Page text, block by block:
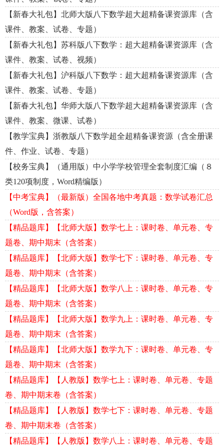
【新春大礼包】北师大版八下数学超大超精备课资源库（含
课件、教案、试卷、专题）
【新春大礼包】苏科版八下数学：超大超精备课资源库（含
课件、教案、试卷、视频）
【新春大礼包】沪科版八下数学：超大超精备课资源库（含
课件、教案、试卷、专题）
【新春大礼包】华师大版八下数学超大超精备课资源库（含
课件、教案、微课、试卷）
【教学宝典】浙教版八下数学超全超精备课资源（含全册课
件、作业、试卷、专题）
【校务宝典】（通用版）中小学学校管理全套制度汇编（８
类120项制度，Word精编版）
【中考宝典】（最新版）全国各地中考真题：数学试卷汇总
（Word版，含答案）
【精品题库】【北师大版】数学七上：课时卷、单元卷、专
题卷、期中期末（含答案）
【精品题库】【北师大版】数学七下：课时卷、单元卷、专
题卷、期中期末（含答案）
【精品题库】【北师大版】数学八上：课时卷、单元卷、专
题卷、期中期末（含答案）
【精品题库】【北师大版】数学九上：课时卷、单元卷、专
题卷、期中期末（含答案）
【精品题库】【北师大版】数学九下：课时卷、单元卷、专
题卷、期中期末（含答案）
【精品题库】【人教版】数学七上：课时卷、单元卷、专题
卷、期中期末卷（含答案）
【精品题库】【人教版】数学七下：课时卷、单元卷、专题
卷、期中期末卷（含答案）
【精品题库】【人教版】数学八上：课时卷、单元卷、专题